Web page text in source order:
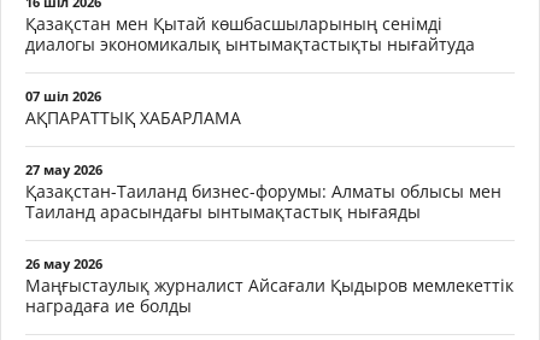
Қазақстан мен Қытай көшбасшыларының сенімді
диалогы экономикалық ынтымақтастықты нығайтуда
07 шіл 2026
АҚПАРАТТЫҚ ХАБАРЛАМА
27 мау 2026
Қазақстан-Таиланд бизнес-форумы: Алматы облысы мен
Таиланд арасындағы ынтымақтастық нығаяды
26 мау 2026
Маңғыстаулық журналист Айсағали Қыдыров мемлекеттік
наградаға ие болды